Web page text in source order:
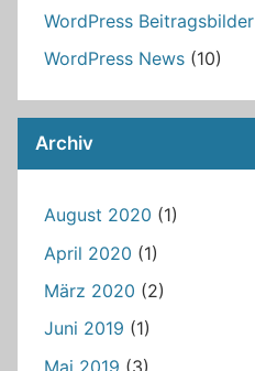
WordPress Beitragsbilder
WordPress News (10)
Archiv
August 2020 (1)
April 2020 (1)
März 2020 (2)
Juni 2019 (1)
Mai 2019 (3)